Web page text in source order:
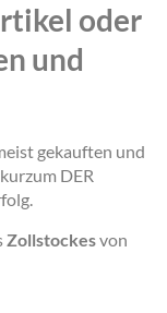
oder
und
gekauften und
DER
Zollstockesvon